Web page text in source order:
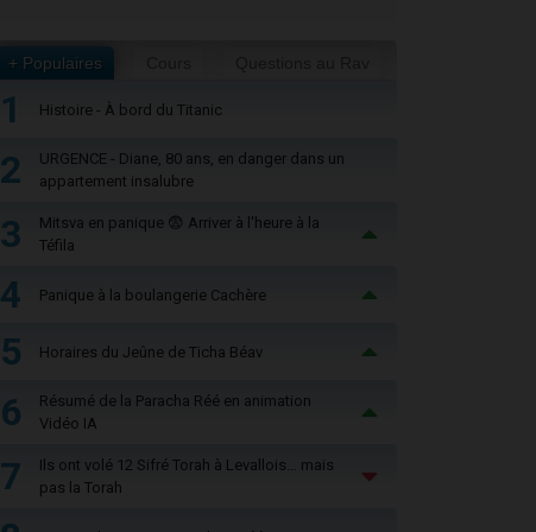
+ Populaires
1 Histoire - À bord du Titanic
2
URGENCE - Diane, 80 ans, en danger dans un
appartement insalubre
3
Mitsva en panique 😨 Arriver à l'heure à la
Téfila
4 Panique à la boulangerie Cachère
5 Horaires du Jeûne de Ticha Béav
6
Résumé de la Paracha Réé en animation
Vidéo IA
7
Ils ont volé 12 Sifré Torah à Levallois… mais
pas la Torah